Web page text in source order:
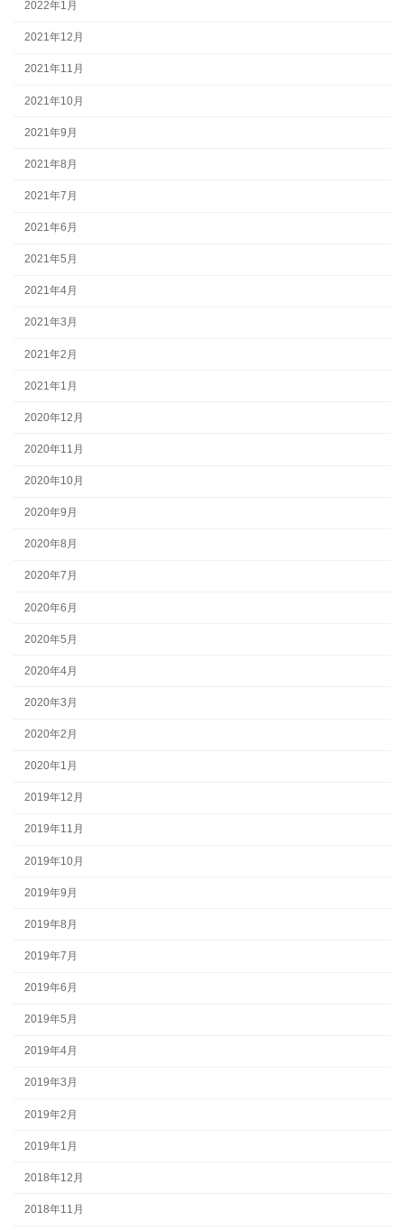
2022年1月
2021年12月
2021年11月
2021年10月
2021年9月
2021年8月
2021年7月
2021年6月
2021年5月
2021年4月
2021年3月
2021年2月
2021年1月
2020年12月
2020年11月
2020年10月
2020年9月
2020年8月
2020年7月
2020年6月
2020年5月
2020年4月
2020年3月
2020年2月
2020年1月
2019年12月
2019年11月
2019年10月
2019年9月
2019年8月
2019年7月
2019年6月
2019年5月
2019年4月
2019年3月
2019年2月
2019年1月
2018年12月
2018年11月